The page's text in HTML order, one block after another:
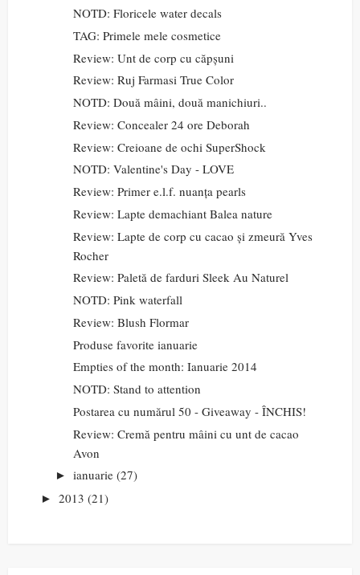
NOTD: Floricele water decals
TAG: Primele mele cosmetice
Review: Unt de corp cu căpșuni
Review: Ruj Farmasi True Color
NOTD: Două mâini, două manichiuri..
Review: Concealer 24 ore Deborah
Review: Creioane de ochi SuperShock
NOTD: Valentine's Day - LOVE
Review: Primer e.l.f. nuanța pearls
Review: Lapte demachiant Balea nature
Review: Lapte de corp cu cacao și zmeură Yves
Rocher
Review: Paletă de farduri Sleek Au Naturel
NOTD: Pink waterfall
Review: Blush Flormar
Produse favorite ianuarie
Empties of the month: Ianuarie 2014
NOTD: Stand to attention
Postarea cu numărul 50 - Giveaway - ÎNCHIS!
Review: Cremă pentru mâini cu unt de cacao
Avon
► ianuarie (27)
► 2013 (21)